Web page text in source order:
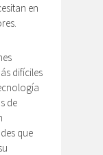
en
difíciles
de
que